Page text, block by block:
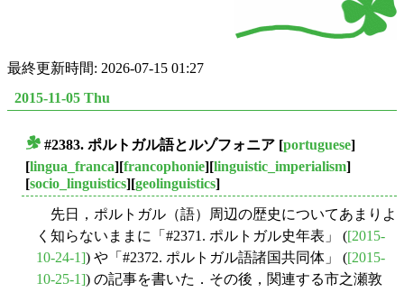
最終更新時間: 2026-07-15 01:27
2015-11-05 Thu
#2383. ポルトガル語とルゾフォニア [portuguese]
[lingua_franca][francophonie][linguistic_imperialism]
[socio_linguistics][geolinguistics]
先日，ポルトガル（語）周辺の歴史についてあまりよ
く知らないままに「#2371. ポルトガル史年表」 ([2015-
10-24-1]) や「#2372. ポルトガル語諸国共同体」 ([2015-
10-25-1]) の記事を書いた．その後，関連する市之瀬敦